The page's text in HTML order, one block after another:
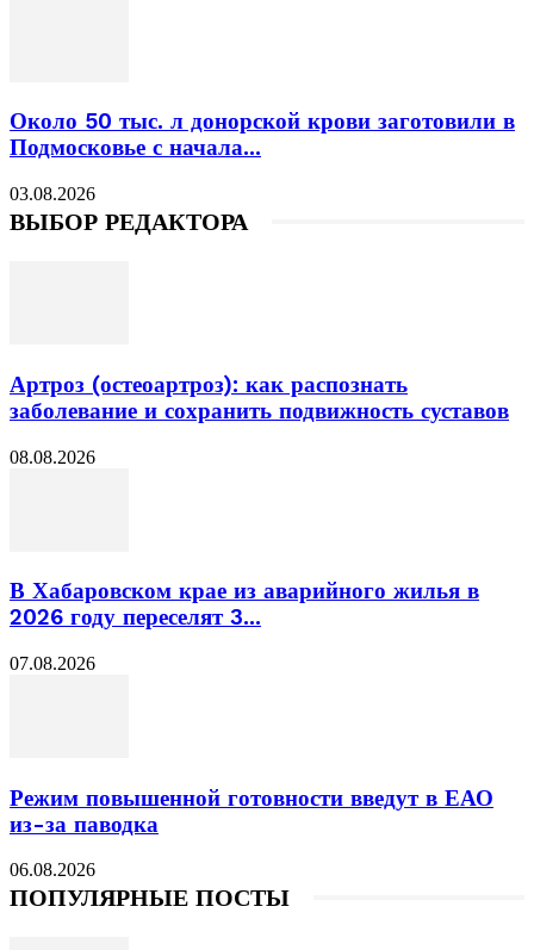
Около 50 тыс. л донорской крови заготовили в
Подмосковье с начала...
03.08.2026
ВЫБОР РЕДАКТОРА
Артроз (остеоартроз): как распознать
заболевание и сохранить подвижность суставов
08.08.2026
В Хабаровском крае из аварийного жилья в
2026 году переселят 3...
07.08.2026
Режим повышенной готовности введут в ЕАО
из-за паводка
06.08.2026
ПОПУЛЯРНЫЕ ПОСТЫ